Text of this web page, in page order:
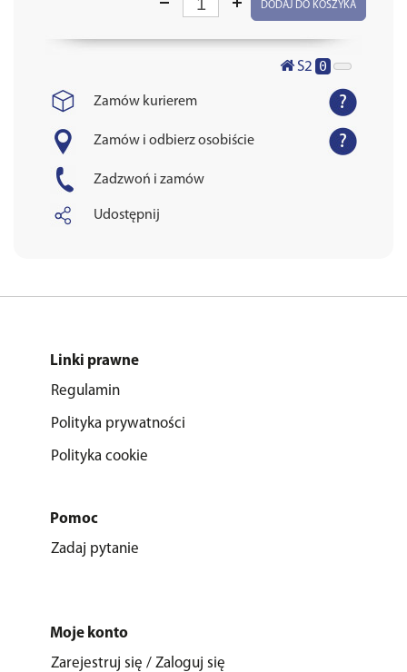
DODAJ DO KOSZYKA
S2 0
Zamów kurierem
Zamów i odbierz osobiście
Zadzwoń i zamów
Udostępnij
Linki prawne
Regulamin
Polityka prywatności
Polityka cookie
Pomoc
Zadaj pytanie
Moje konto
Zarejestruj się / Zaloguj się